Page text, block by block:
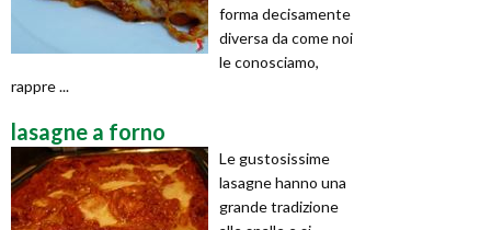
forma decisamente
diversa da come noi
le conosciamo,
rappre ...
lasagne a forno
Le gustosissime
lasagne hanno una
grande tradizione